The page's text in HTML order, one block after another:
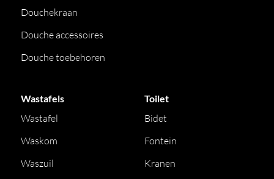
Douchekraan
Douche accessoires
Douche toebehoren
Wastafels
Wastafel
Waskom
Waszuil
Toilet
Bidet
Fontein
Kranen